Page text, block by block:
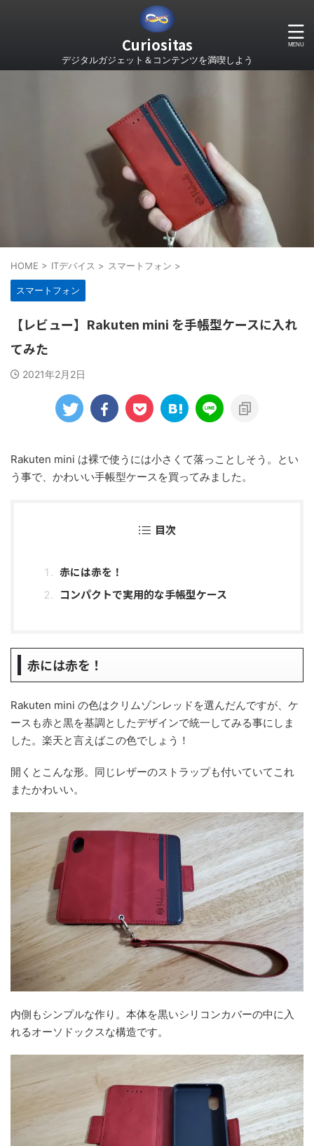
Curiositas
デジタルガジェット＆コンテンツを満喫しよう
HOME > ITデバイス > スマートフォン >
スマートフォン
【レビュー】Rakuten mini を手帳型ケースに入れ
てみた
2021年2月2日
Rakuten mini は裸で使うには小さくて落っことしそう。とい
う事で、かわいい手帳型ケースを買ってみました。
目次
赤には赤を！
コンパクトで実用的な手帳型ケース
赤には赤を！
Rakuten mini の色はクリムゾンレッドを選んだんですが、ケ
ースも赤と黒を基調としたデザインで統一してみる事にしま
した。楽天と言えばこの色でしょう！
開くとこんな形。同じレザーのストラップも付いていてこれ
またかわいい。
内側もシンプルな作り。本体を黒いシリコンカバーの中に入
れるオーソドックスな構造です。